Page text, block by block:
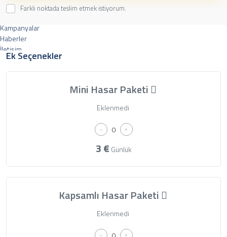
Tümünü Gör
Kampanyalar
Haberler
İletişim
Saray Osman gazi mah Ağrı CD 13/4 Vals kule protokol yolu üzeriPursaklar , Ankara
0 (312) 334 31 00 - 0555 050 24 67
Farklı noktada teslim etmek istiyorum.
Ek Seçenekler
Mini Hasar Paketi
Eklenmedi
3€ Günlük
Kapsamlı Hasar Paketi
Eklenmedi